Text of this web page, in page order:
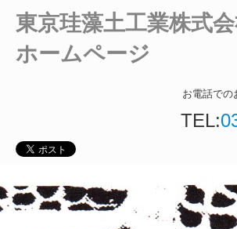
東京珪藻土工業(株)
個人情報保護方針
東京珪藻土工業株式
ホームページ
お電話での
TEL: